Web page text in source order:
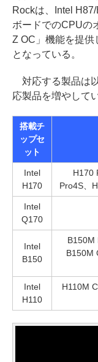
Rockは、Intel
ボードでのCPUの
Z OC」機能を提供
となっている。
対応する製品は
応製品を増やして
搭載チ
ップセ
ット
Intel
H170
H170
Pro4S、
Intel
Q170
Intel
B150
B150M
B150M
Intel
H110
H110M